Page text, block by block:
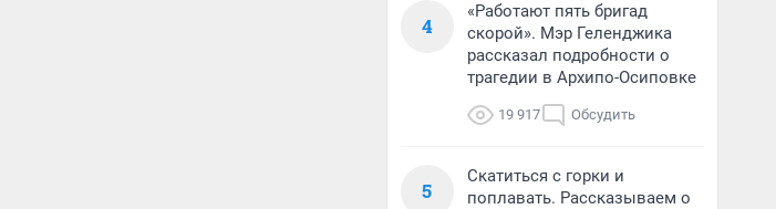
4
«Работают пять бригад
скорой». Мэр Геленджика
рассказал подробности о
трагедии в Архипо-Осиповке
19 917 Обсудить
5
Скатиться с горки и
поплавать. Рассказываем о